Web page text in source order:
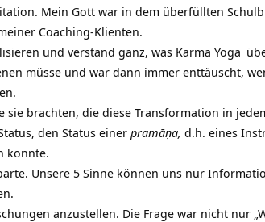
Mein Gott war in dem überfüllten
Coaching-Klienten.
und verstand ganz, was Karma Yoga
müsse und war dann immer enttäuscht,
sie brachten, die dieseTransformation in
den Status einerpramāṇa, d.h. eines
konnte.
Unsere 5 Sinne können uns nur
anzustellen. Die Frage war nicht nur